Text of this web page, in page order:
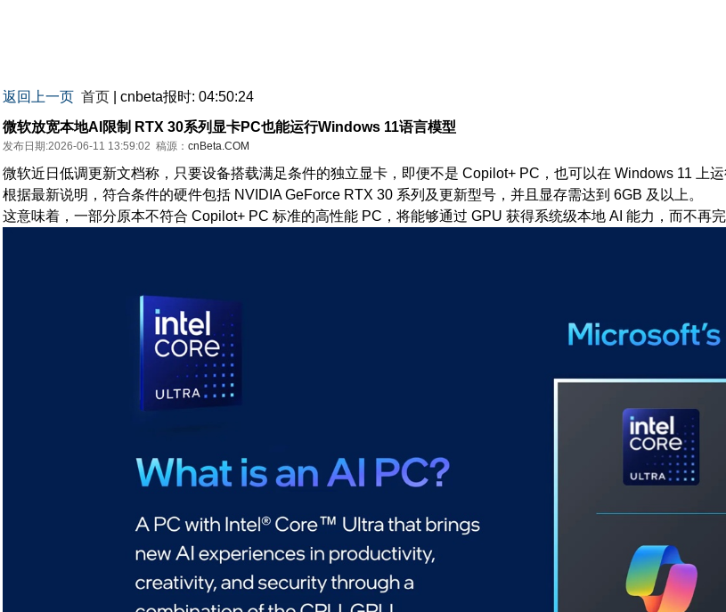
返回上一页 首页 | cnbeta报时: 04:50:24
微软放宽本地AI限制 RTX 30系列显卡PC也能运行Windows 11语言模型
发布日期:2026-06-11 13:59:02 稿源： cnBeta.COM
微软近日低调更新文档称，只要设备搭载满足条件的独立显卡，即便不是 Copilot+ PC，也可以在 Windows 11 上
根据最新说明，符合条件的硬件包括 NVIDIA GeForce RTX 30 系列及更新型号，并且显存需达到 6GB 及以上。
这意味着，一部分原本不符合 Copilot+ PC 标准的高性能 PC，将能够通过 GPU 获得系统级本地 AI 能力，而不再